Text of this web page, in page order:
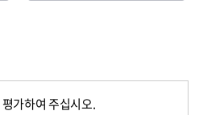
가하여 주십시오.